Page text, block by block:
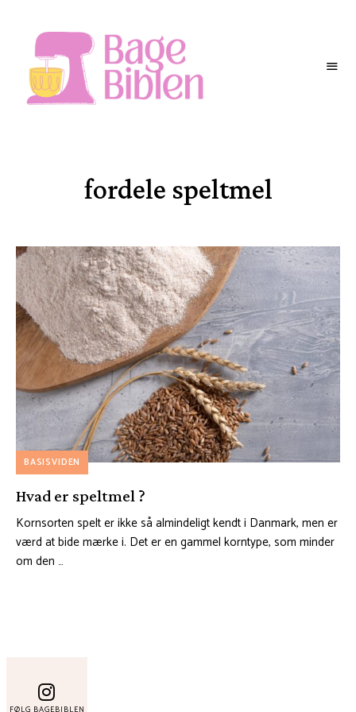
fordele speltmel
BASISVIDEN
Hvad er speltmel ?
Kornsorten spelt er ikke så almindeligt kendt i Danmark, men er
værd at bide mærke i. Det er en gammel korntype, som minder
om den …